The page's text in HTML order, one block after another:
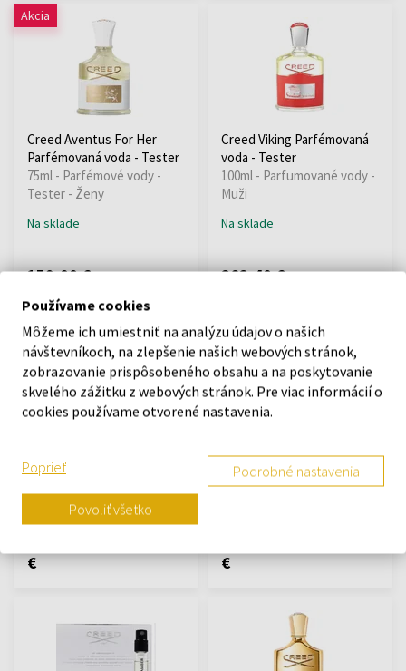
Akcia
Creed Aventus For Her
Parfémovaná voda - Tester
75ml - Parfémové vody -
Tester - Ženy
Na sklade
159,00 €
Creed Viking Parfémovaná
voda - Tester
100ml - Parfumované vody -
Muži
Na sklade
262,40 €
Parfémovaná voda
Od 50ml - do 100ml
Na sklade
€
Parfémovaná voda
Od 30ml - do 75ml
€
Používame cookies
Môžeme ich umiestniť na analýzu údajov o našich
návštevníkoch, na zlepšenie našich webových stránok,
zobrazovanie prispôsobeného obsahu a na poskytovanie
skvelého zážitku z webových stránok. Pre viac informácií o
cookies používame otvorené nastavenia.
Poprieť Podrobné nastavenia
Povoliť všetko